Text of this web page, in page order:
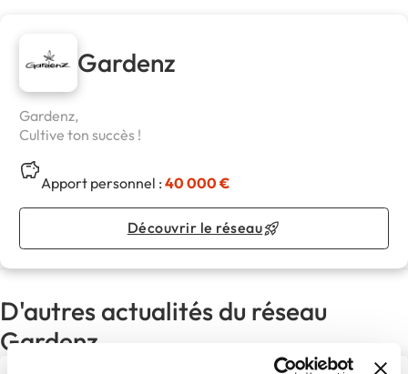
Gardenz
Gardenz,
Cultive ton succès !
Apport personnel :40 000 €
Découvrir le réseau
D'autres actualités du réseau
Gardenz